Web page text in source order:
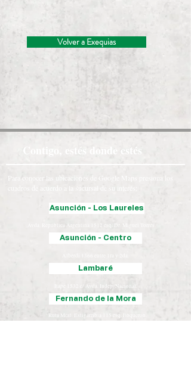
Volver a Exequias
Contigo, estés donde estés
Para conocer las ubicaciones de Google Maps presiona los
cuadros de acuerdo a la sucursal de su interés:
Asunción - Los Laureles
Avda. República Argentina 1512 esq. Dr. Miguel Torres.
Asunción - Centro
Lambaré
Itape 1532 c/ Avda. Indep. Nacional.
Fernando de la Mora
Ruta Mcal. Estigarribia 115 esq. Boquerón.